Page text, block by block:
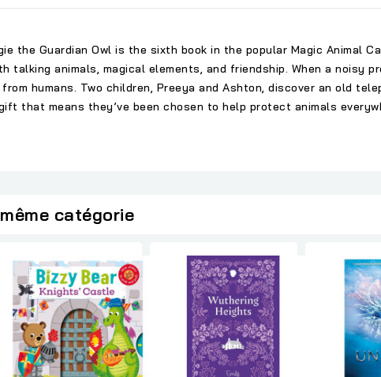
the Guardian Owl is the sixth book in the popular Magic Animal
talking animals, magical elements, and friendship. When a noisy
humans. Two children, Preeya and Ashton, discover an old
that means they’ve been chosen to help protect animals
catégorie